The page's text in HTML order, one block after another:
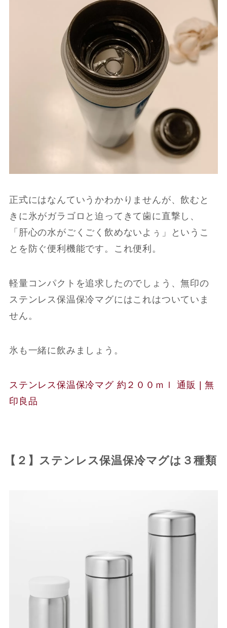
正式にはなんていうかわかりませんが、飲むと
きに氷がガラゴロと迫ってきて歯に直撃し、
「肝心の水がごくごく飲めないよぅ」というこ
とを防ぐ便利機能です。これ便利。
軽量コンパクトを追求したのでしょう、無印の
ステンレス保温保冷マグにはこれはついていま
せん。
氷も一緒に飲みましょう。
ステンレス保温保冷マグ 約２００ｍｌ 通販 | 無
印良品
【２】ステンレス保温保冷マグは３種類